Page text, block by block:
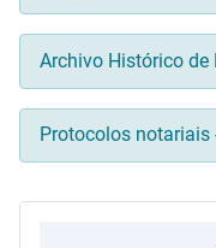
Archivo Histórico de
Protocolos